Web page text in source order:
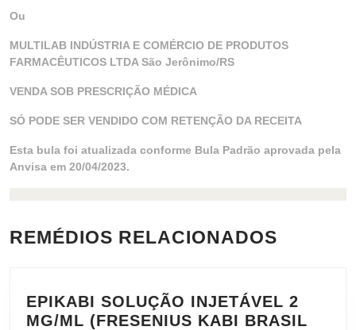
Ou
MULTILAB INDÚSTRIA E COMÉRCIO DE PRODUTOS
FARMACÊUTICOS LTDA São Jerônimo/RS
VENDA SOB PRESCRIÇÃO MÉDICA
SÓ PODE SER VENDIDO COM RETENÇÃO DA RECEITA
Esta bula foi atualizada conforme Bula Padrão aprovada pela
Anvisa em 20/04/2023.
REMÉDIOS RELACIONADOS
EPIKABI SOLUÇÃO INJETÁVEL 2
MG/ML (FRESENIUS KABI BRASIL